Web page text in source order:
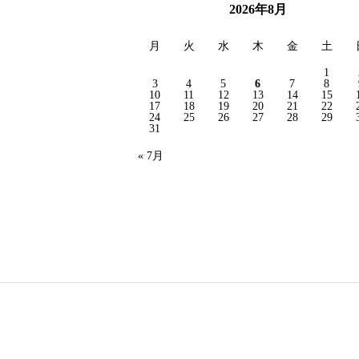
2026年8月
月 火 水 木 金 土
1
3
4 5 6 7 8
10
11 12 13 14 15
17
18 19 20 21 22
24
25 26 27 28 29
31
« 7月